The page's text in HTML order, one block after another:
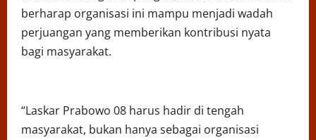
berharap organisasi ini mampu menjadi wadah
perjuangan yang memberikan kontribusi nyata
bagi masyarakat.
“Laskar Prabowo 08 harus hadir di tengah
masyarakat, bukan hanya sebagai organisasi